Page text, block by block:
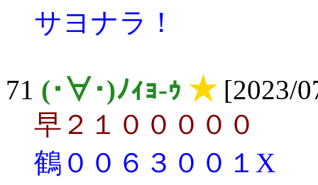
サヨナラ！
71 (･∀･)ﾉｨｮ-ｩ ★[2023/
早２１０００００
鶴００６３００１X